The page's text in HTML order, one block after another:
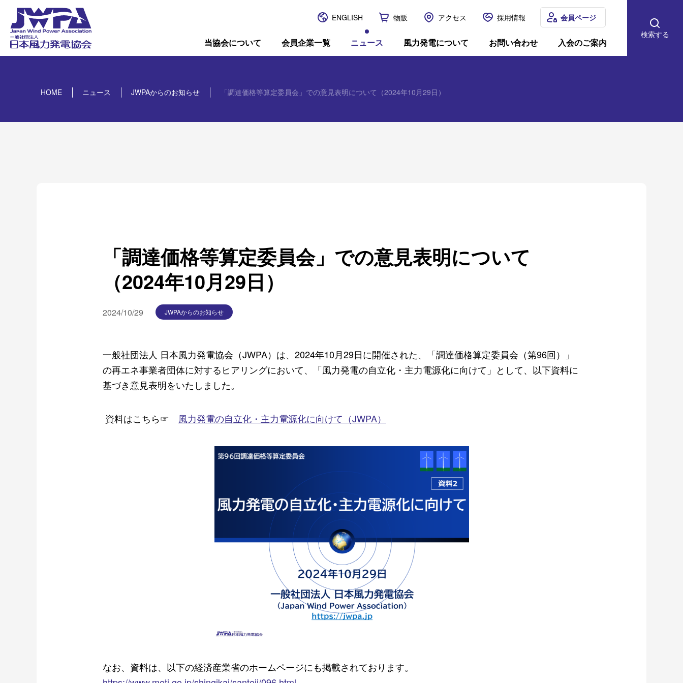
ENGLISH 物販 アクセス 採用情報
当協会について 会員企業一覧 ニュース 風力発電について お問い合わせ 入会のご案内
会員ページ
検索する
HOME ニュース JWPAからのお知らせ 「調達価格等算定委員会」での意見表明について（2024年10月29日）
「調達価格等算定委員会」での意見表明について
（2024年10月29日）
2024/10/29 JWPAからのお知らせ
一般社団法人 日本風力発電協会（JWPA）は、2024年10月29日に開催された、「調達価格算定委員会（第96回）」
の再エネ事業者団体に対するヒアリングにおいて、「風力発電の自立化・主力電源化に向けて」として、以下資料に
基づき意見表明をいたしました。
資料はこちら☞ 風力発電の自立化・主力電源化に向けて（JWPA）
なお、資料は、以下の経済産業省のホームページにも掲載されております。